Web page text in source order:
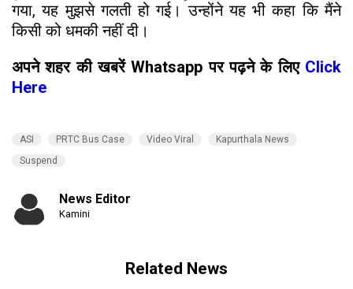
गया, यह मुझसे गलती हो गई। उन्होंने यह भी कहा कि मैंने
किसी को धमकी नहीं दी।
अपने शहर की खबरें Whatsapp पर पढ़ने के लिए Click
Here
ASI PRTC Bus Case Video Viral
Kapurthala News
Suspend
News Editor
Kamini
Related News